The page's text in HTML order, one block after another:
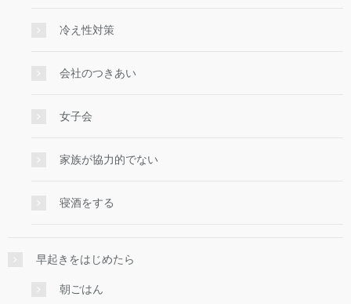
冷え性対策
会社のつきあい
女子会
家族が協力的でない
寝酒をする
早起きをはじめたら
朝ごはん